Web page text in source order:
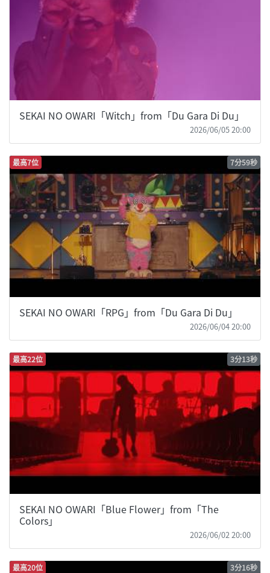
SEKAI NO OWARI「Witch」from「Du Gara Di Du」
2026/06/05 20:00
最高7位 7分59秒
SEKAI NO OWARI「RPG」from「Du Gara Di Du」
2026/06/04 20:00
最高22位 3分13秒
SEKAI NO OWARI「Blue Flower」from「The
Colors」
2026/06/02 20:00
最高20位 3分16秒